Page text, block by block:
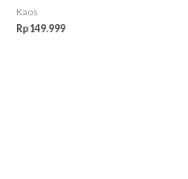
Kaos
Rp149.999